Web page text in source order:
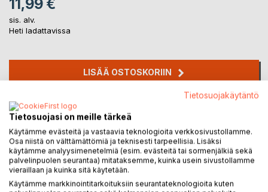
11,99 €
sis. alv.
Heti ladattavissa
LISÄÄ OSTOSKORIIN
Lisää muistilistalle
Arvostele tuote
Tietosuojakäytäntö
Tietosuojasi on meille tärkeä
Käytämme evästeitä ja vastaavia teknologioita verkkosivustollamme.
Osa niistä on välttämättömiä ja teknisesti tarpeellisia. Lisäksi
käytämme analyysimenetelmiä (esim. evästeitä tai sormenjälkiä sekä
palvelinpuolen seurantaa) mitataksemme, kuinka usein sivustollamme
vieraillaan ja kuinka sitä käytetään.
Käytämme markkinointitarkoituksiin seurantateknologioita kuten